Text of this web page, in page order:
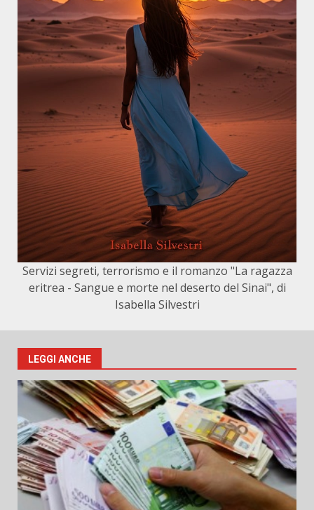
Servizi segreti, terrorismo e il romanzo "La ragazza
eritrea - Sangue e morte nel deserto del Sinai", di
Isabella Silvestri
LEGGI ANCHE